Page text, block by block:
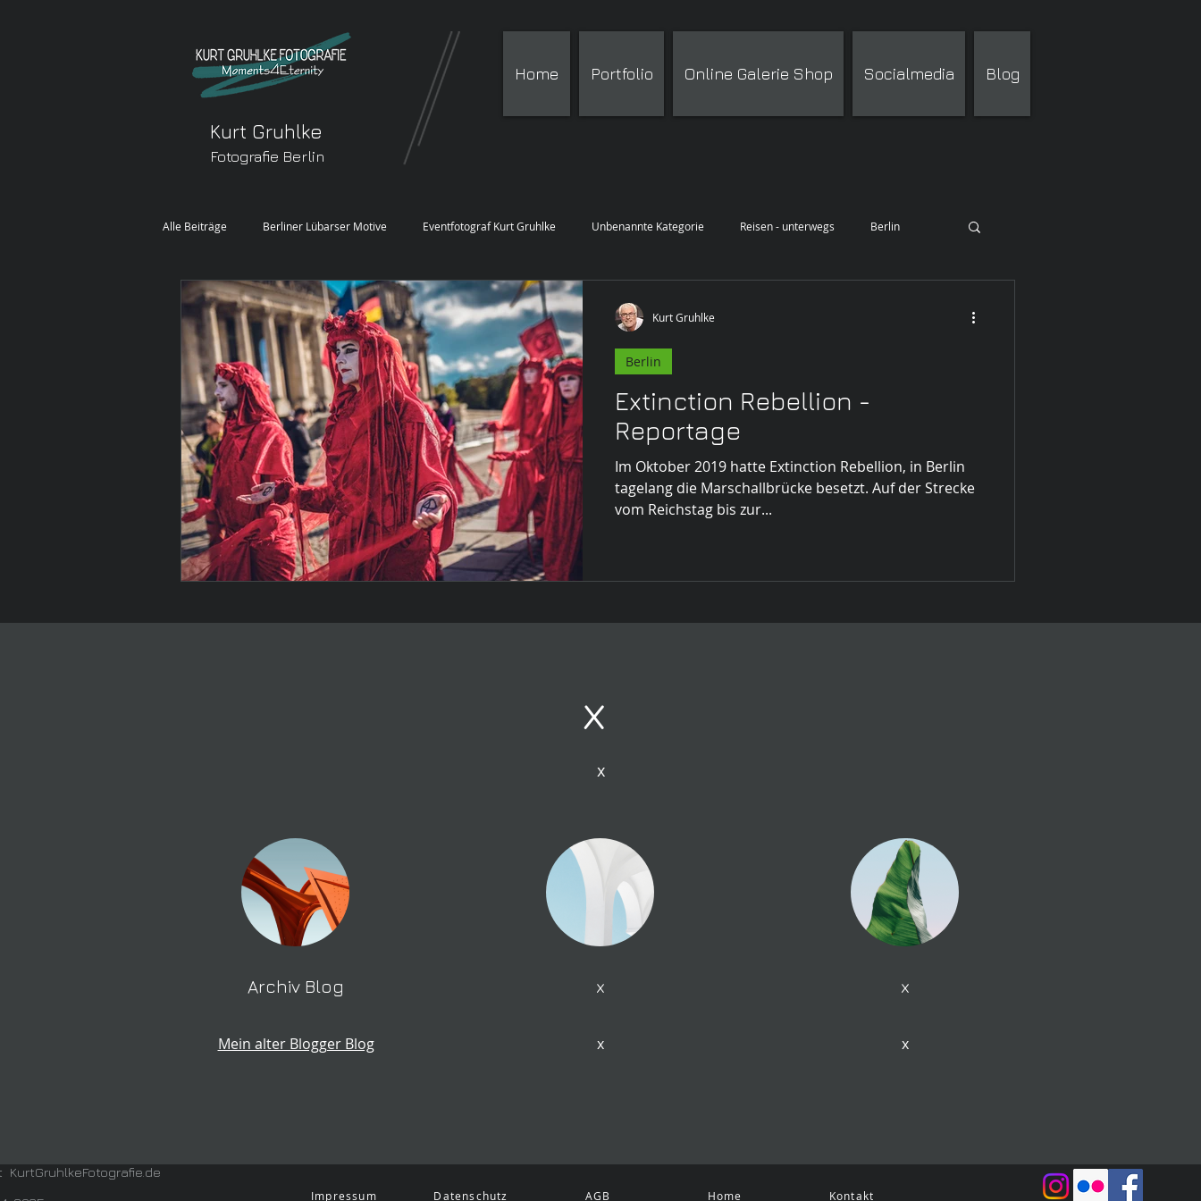
Kurt Gruhlke
Fotografie Berlin
Home Portfolio Online Galerie Shop Socialmedia Blog
Alle Beiträge Berliner Lübarser Motive Eventfotograf Kurt Gruhlke Unbenannte Kategorie Reisen - unterwegs Berlin
FREIE ARBEIT
Extinction Rebellion -
Reportage
Im Oktober 2019 hatte Extinction Rebellion, in Berlin
tagelang die Marschallbrücke besetzt. Auf der Strecke
vom Reichstag bis zur...
Berlin
Kurt Gruhlke
x
x
Archiv Blog
Mein alter Blogger Blog
x
x
x
x
Datenschutz AGB Home
Impressum Kontakt